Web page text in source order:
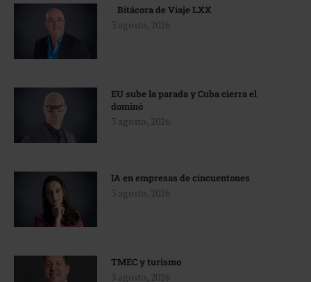
Bitácora de Viaje LXX
3 agosto, 2026
EU sube la parada y Cuba cierra el
dominó
3 agosto, 2026
IA en empresas de cincuentones
3 agosto, 2026
TMEC y turismo
3 agosto, 2026